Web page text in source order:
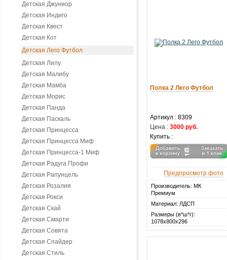
Детская Джуниор
Детская Индиго
Детская Квест
Детская Кот
Детская Лего Футбол
Детская Лилу
Детская Малибу
Детская Мамба
Детская Морис
Детская Панда
Детская Паскаль
Детская Принцесса
Детская Принцесса Миф
Детская Принцесса-1 Миф
Детская Радуга Профи
Детская Рапунцель
Детская Розалия
Детская Рокси
Детская Скай
Детская Смарти
Детская Совята
Детская Спайдер
Детская Стиль
Полка 2 Лего Футбол
Артикул : 8309
Цена : 3000 руб.
Купить :
Предпросмотр фото
Производитель: МК
Премиум
Материал: ЛДСП
Размеры (в*ш*г):
1078х800х296